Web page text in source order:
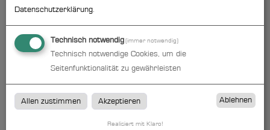
zum Artikel
Die von Schreiber Werbetechnik aus Künzell/Kreis Fulda
Datenschutzerklärung
Technisch notwendig (immer notwendig)
Technisch notwendige Cookies, um die
Seitenfunktionalität zu gewährleisten
Allen zustimmen Akzeptieren Ablehnen
Realisiert mit Klaro!